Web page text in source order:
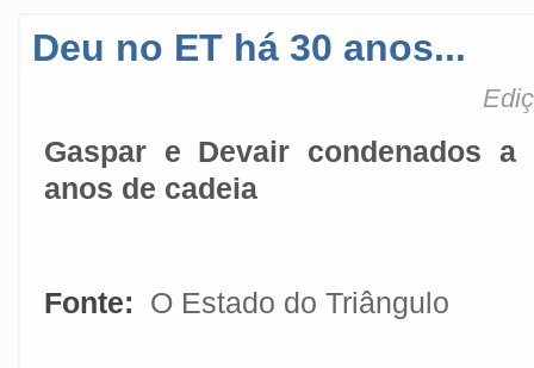
Deu no ET há 30 anos...
Gaspar e Devair condenados a
anos de cadeia
Fonte: O Estado do Triângulo